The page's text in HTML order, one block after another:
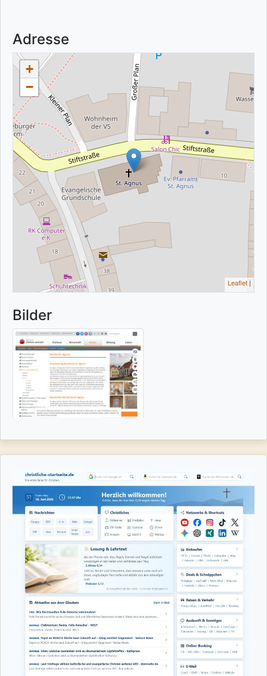
Adresse
+
−
Leaflet |
Bilder